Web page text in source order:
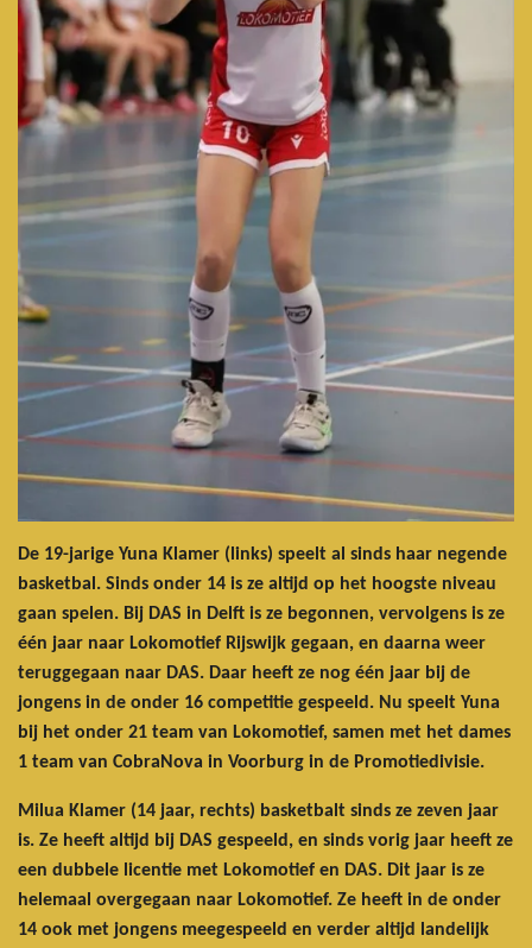
De 19-jarige Yuna Klamer (links) speelt al sinds haar negende
basketbal. Sinds onder 14 is ze altijd op het hoogste niveau
gaan spelen. Bij DAS in Delft is ze begonnen, vervolgens is ze
één jaar naar Lokomotief Rijswijk gegaan, en daarna weer
teruggegaan naar DAS. Daar heeft ze nog één jaar bij de
jongens in de onder 16 competitie gespeeld. Nu speelt Yuna
bij het onder 21 team van Lokomotief, samen met het dames
1 team van CobraNova in Voorburg in de Promotiedivisie.
Milua Klamer (14 jaar, rechts) basketbalt sinds ze zeven jaar
is. Ze heeft altijd bij DAS gespeeld, en sinds vorig jaar heeft ze
een dubbele licentie met Lokomotief en DAS. Dit jaar is ze
helemaal overgegaan naar Lokomotief. Ze heeft in de onder
14 ook met jongens meegespeeld en verder altijd landelijk